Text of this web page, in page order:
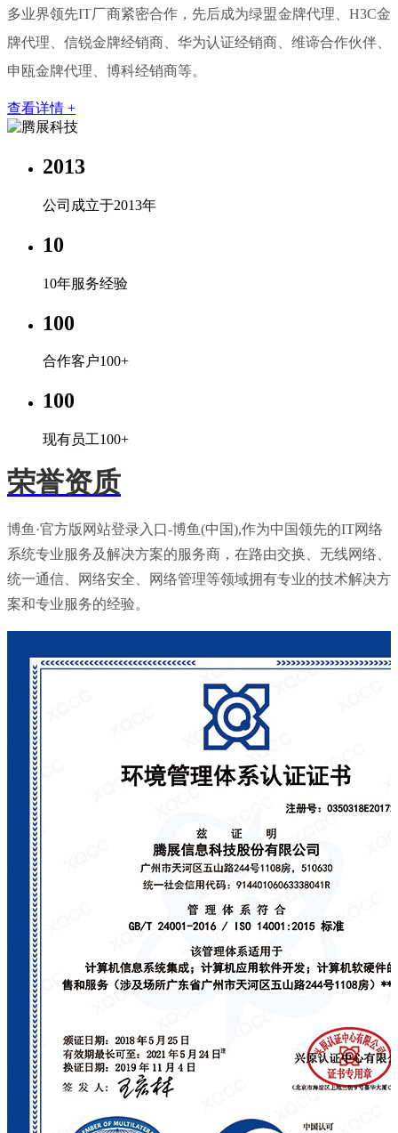
多业界领先IT厂商紧密合作，先后成为绿盟金牌代理、H3C金
牌代理、信锐金牌经销商、华为认证经销商、维谛合作伙伴、
申瓯金牌代理、博科经销商等。
查看详情 +
2013
公司成立于2013年
10
10年服务经验
100
合作客户100+
100
现有员工100+
荣誉资质
博鱼·官方版网站登录入口-博鱼(中国),作为中国领先的IT网络
系统专业服务及解决方案的服务商，在路由交换、无线网络、
统一通信、网络安全、网络管理等领域拥有专业的技术解决方
案和专业服务的经验。